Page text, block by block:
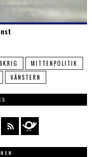
MITTENPOLITIK
VÄNSTERN